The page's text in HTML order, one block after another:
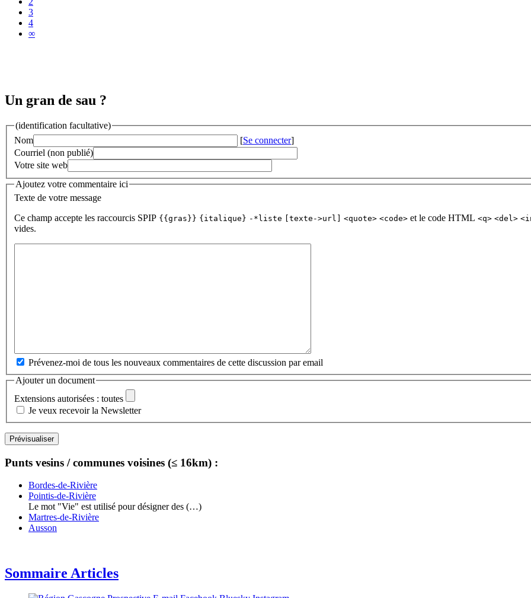
3
4
∞
Un gran de sau ?
(identification facultative)
Nom
[Se connecter]
Courriel (non publié)
Votre site web
Ajoutez votre commentaire ici
Texte de votre message
Ce champ accepte les raccourcis SPIP {{gras}} {italique} -*liste [texte->url] <quote> <code> et le code HTML <q> <del>
vides.
Prévenez-moi de tous les nouveaux commentaires de cette discussion par email
Ajouter un document
Extensions autorisées : toutes
Je veux recevoir la Newsletter
Punts vesins / communes voisines (≤ 16km) :
Bordes-de-Rivière
Pointis-de-Rivière
Le mot "Vie" est utilisé pour désigner des (…)
Martres-de-Rivière
Ausson
Sommaire Articles